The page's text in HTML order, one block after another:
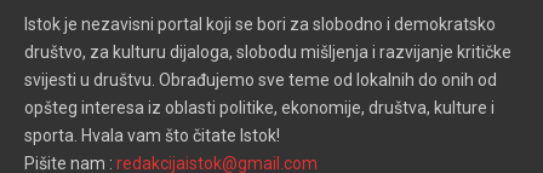
Istok je nezavisni portal koji se bori za slobodno i demokratsko
društvo, za kulturu dijaloga, slobodu mišljenja i razvijanje kritičke
svijesti u društvu. Obrađujemo sve teme od lokalnih do onih od
opšteg interesa iz oblasti politike, ekonomije, društva, kulture i
sporta. Hvala vam što čitate Istok!
Pišite nam : redakcijaistok@gmail.com